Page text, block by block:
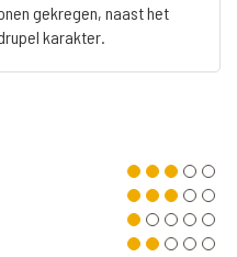
gekregen, naast het
karakter.